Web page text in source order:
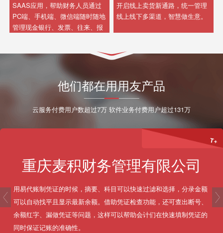
SAAS应用，帮助财务人员通过
PC端、手机端、微信端随时随地
管理现金银行、发票、往来、报
开启线上卖货新通路，统一管理
线上线下多渠道，智慧做生意。
他们都在用用友产品
云服务付费用户数超过7万 软件业务付费用户超过131万
T+
重庆麦积财务管理有限公司
用易代账制凭证的时候，摘要、科目可以快速过滤和选择，分录金额
可以自动找平且显示最新余额。借助凭证检查功能，还可查出断号、
余额红字、漏做凭证等问题，这样可以帮助会计们在快速填制凭证的
同时保证记账的准确性。
prev